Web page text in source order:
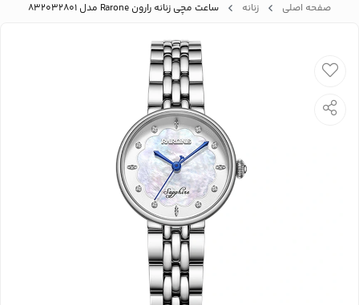
صفحه اصلی زنانه ساعت مچی زنانه رارون Rarone مدل 832032801